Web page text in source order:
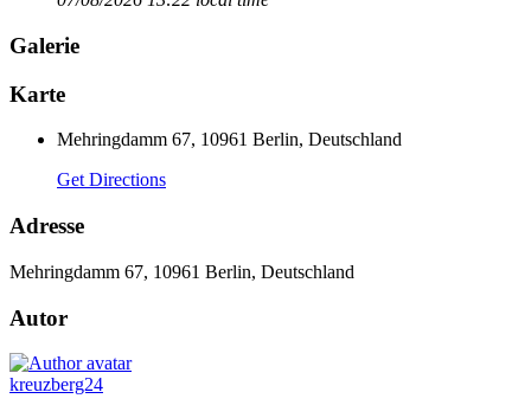
Galerie
Karte
Mehringdamm 67, 10961 Berlin, Deutschland
Get Directions
Adresse
Mehringdamm 67, 10961 Berlin, Deutschland
Autor
kreuzberg24